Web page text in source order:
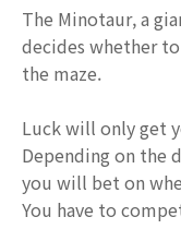
The Minotaur, a
decides whether
the maze.
Luck will only get
Depending on the
you will bet on
You have to